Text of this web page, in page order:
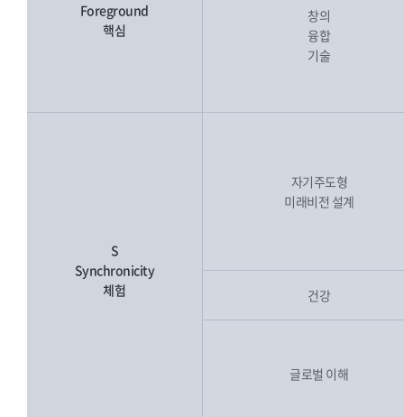
Foreground
핵심
창의
융합
기술
S
Synchronicity
체험
자기주도형
미래비전 설계
건강
글로벌 이해